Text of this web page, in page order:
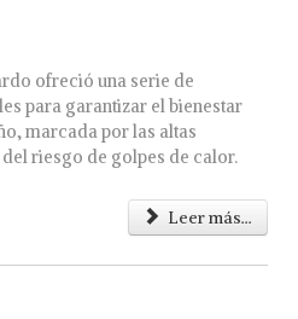
ofreció una serie de
para garantizar el bienestar
marcada por las altas
riesgo de golpes de calor.
Leer más...